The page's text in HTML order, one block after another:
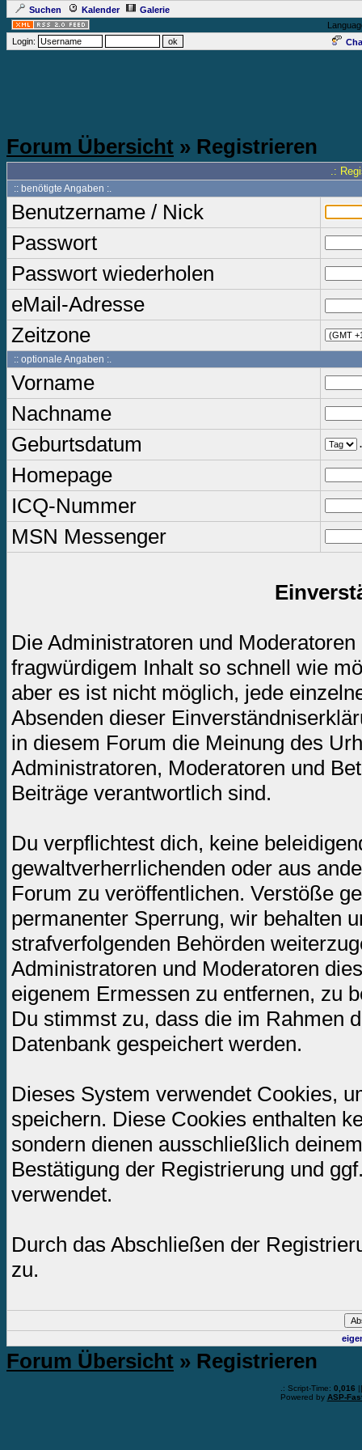
Suchen Kalender
Galerie
Login:
Forum Übersicht » Registrieren
.:
:: benötigte Angaben :.
Benutzername / Nick
Passwort
Passwort wiederholen
eMail-Adresse
Zeitzone
:: optionale Angaben :.
Vorname
Nachname
Geburtsdatum
.
Homepage
ICQ-Nummer
MSN Messenger
Die Administratoren und
fragwürdigem Inhalt so schnell wie
aber es ist nicht möglich, jede
Absenden dieser
in diesem Forum die Meinung des
Administratoren, Moderatoren und
Beiträge verantwortlich sind.
Du verpflichtest dich, keine
gewaltverherrlichenden oder aus
Forum zu veröffentlichen. Verstöße
permanenter Sperrung, wir behalten
strafverfolgenden Behörden
Administratoren und Moderatoren
eigenem Ermessen zu entfernen, zu
Du stimmst zu, dass die im Rahmen
Datenbank gespeichert werden.
Dieses System verwendet Cookies,
speichern. Diese Cookies enthalten
sondern dienen ausschließlich
Bestätigung der Registrierung und
verwendet.
Durch das Abschließen der
zu.
Forum Übersicht » Registrieren
.: Script-Time: 0,016
Powered by ASP-